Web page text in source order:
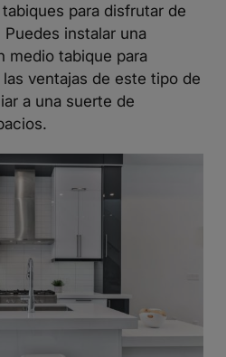
para disfrutar de
instalar una
medio tabique para
ventajas de este tipo de
a una suerte de